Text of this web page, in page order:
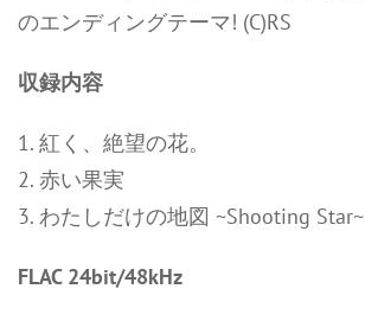
のエンディングテーマ! (C)RS
収録内容
1. 紅く、絶望の花。
2. 赤い果実
3. わたしだけの地図 ~Shooting Star~
FLAC 24bit/48kHz